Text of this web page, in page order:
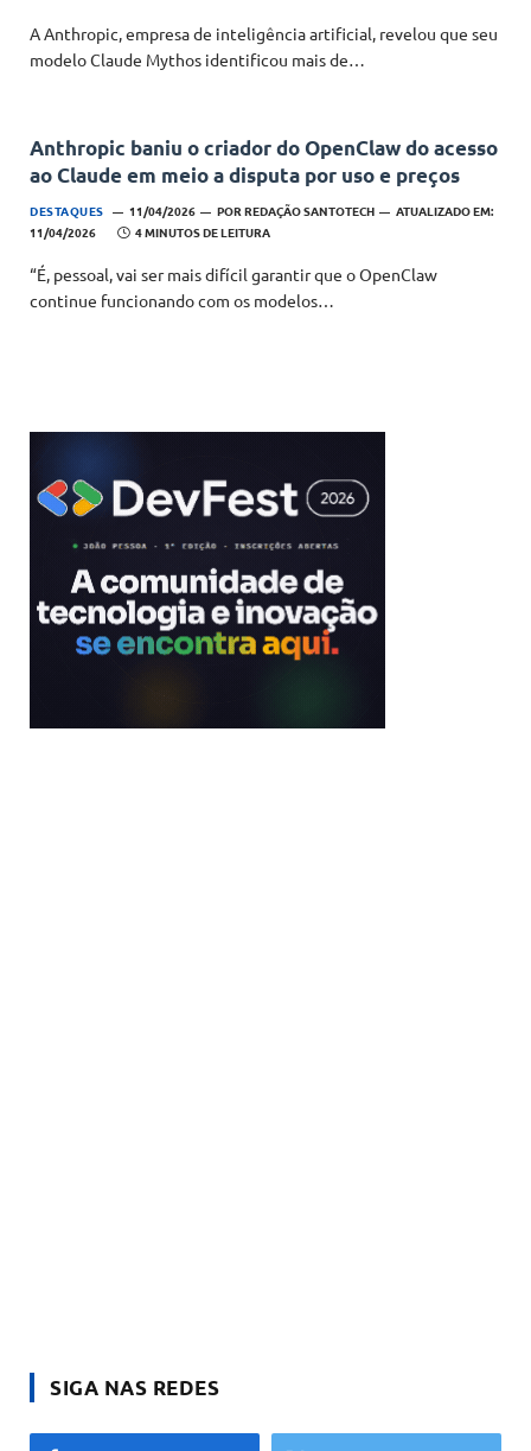
A Anthropic, empresa de inteligência artificial, revelou que seu
modelo Claude Mythos identificou mais de…
Anthropic baniu o criador do OpenClaw do acesso
ao Claude em meio a disputa por uso e preços
DESTAQUES 11/04/2026 POR REDAÇÃO SANTOTECH
ATUALIZADO EM:
11/04/2026
4 MINUTOS DE LEITURA
“É, pessoal, vai ser mais difícil garantir que o OpenClaw
continue funcionando com os modelos…
SIGA NAS REDES